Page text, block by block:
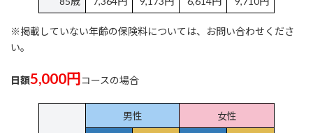
※掲載していない年齢の保険料については、お問い合わせくださ
い。
日額5,000円コースの場合
男性 女性